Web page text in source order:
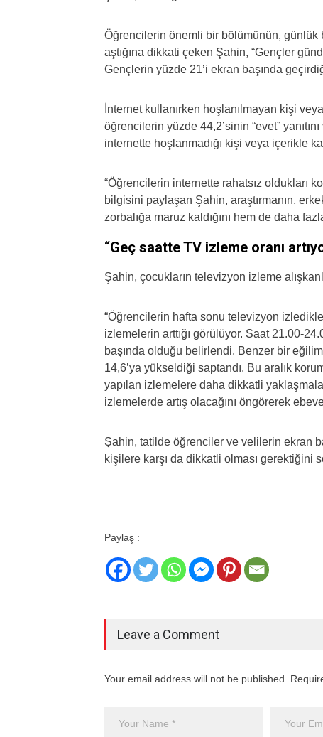
Öğrencilerin önemli bir bölümünün, günlük
aştığına dikkati çeken Şahin, “Gençler
Gençlerin yüzde 21’i ekran başında
İnternet kullanırken hoşlanılmayan kişi
öğrencilerin yüzde 44,2’sinin “evet”
internette hoşlanmadığı kişi veya içerikle
“Öğrencilerin internette rahatsız oldukları
bilgisini paylaşan Şahin, araştırmanın,
zorbalığa maruz kaldığını hem de daha
“Geç saatte TV izleme oranı
Şahin, çocukların televizyon izleme
“Öğrencilerin hafta sonu televizyon
izlemelerin arttığı görülüyor. Saat 21.00-
başında olduğu belirlendi. Benzer bir
14,6’ya yükseldiği saptandı. Bu aralık
yapılan izlemelere daha dikkatli
izlemelerde artış olacağını öngörerek
Şahin, tatilde öğrenciler ve velilerin ekran
kişilere karşı da dikkatli olması gerektiğini
Paylaş :
Leave a Comment
Your email address will not be published.